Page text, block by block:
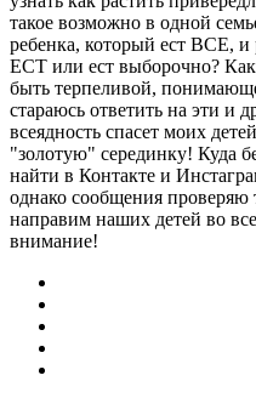
такое возможно в одной
ребенка, который ест ВСЕ,
ЕСТ или ест выборочно?
быть терпеливой,
стараюсь ответить на эти и
всеядность спасет моих
"золотую" серединку! Куда
найти в Контакте и
однако сообщения
направим наших детей во
внимание!